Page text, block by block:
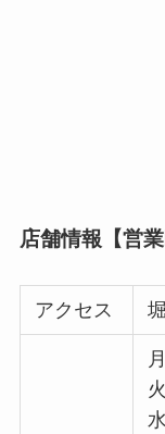
店舗情報【営
アクセス